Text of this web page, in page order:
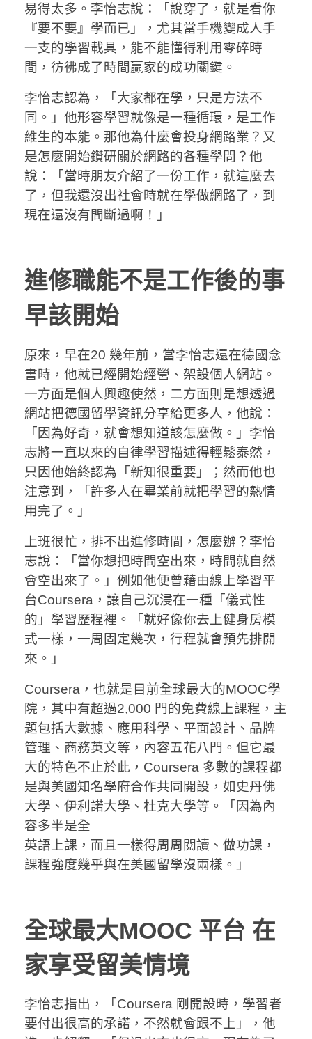
易得太多。李怡志說：「說穿了，就是看你
『要不要』學而已」，尤其當手機變成人手
一支的學習載具，能不能懂得利用零碎時
間，彷彿成了時間贏家的成功關鍵。
李怡志認為，「大家都在學，只是方法不
同。」他形容學習就像是一種循環，是工作
維生的本能。那他為什麼會投身網路業？又
是怎麼開始鑽研關於網路的各種學問？他
說：「當時朋友介紹了一份工作，就這麼去
了，但我還沒出社會時就在學做網路了，到
現在還沒有間斷過啊！」
進修職能不是工作後的事
早該開始
原來，早在20 幾年前，當李怡志還在德國念
書時，他就已經開始經營、架設個人網站。
一方面是個人興趣使然，二方面則是想透過
網站把德國留學資訊分享給更多人，他說：
「因為好奇，就會想知道該怎麼做。」李怡
志將一直以來的自律學習描述得輕鬆泰然，
只因他始終認為「新知很重要」；然而他也
注意到，「許多人在畢業前就把學習的熱情
用完了。」
上班很忙，排不出進修時間，怎麼辦？李怡
志說：「當你想把時間空出來，時間就自然
會空出來了。」例如他便曾藉由線上學習平
台Coursera，讓自己沉浸在一種「儀式性
的」學習歷程裡。「就好像你去上健身房模
式一樣，一周固定幾次，行程就會預先排開
來。」
Coursera，也就是目前全球最大的MOOC學
院，其中有超過2,000 門的免費線上課程，主
題包括大數據、應用科學、平面設計、品牌
管理、商務英文等，內容五花八門。但它最
大的特色不止於此，Coursera 多數的課程都
是與美國知名學府合作共同開設，如史丹佛
大學、伊利諾大學、杜克大學等。「因為內
容多半是全
英語上課，而且一樣得周周閱讀、做功課，
課程強度幾乎與在美國留學沒兩樣。」
全球最大MOOC 平台 在
家享受留美情境
李怡志指出，「Coursera 剛開設時，學習者
要付出很高的承諾，不然就會跟不上」，他